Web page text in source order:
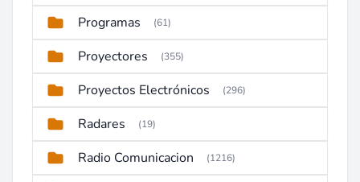
Programas (61)
Proyectores (355)
Proyectos Electrónicos (296)
Radares (19)
Radio Comunicacion (1216)